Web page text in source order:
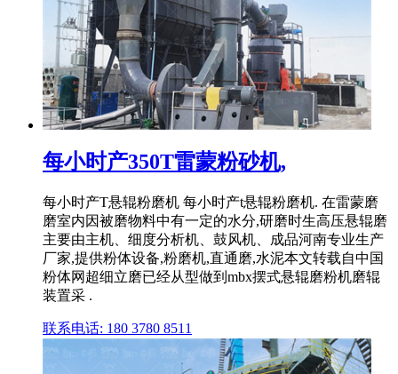
每小时产350T雷蒙粉砂机,
每小时产T悬辊粉磨机 每小时产t悬辊粉磨机. 在雷蒙磨
磨室内因被磨物料中有一定的水分,研磨时生高压悬辊磨
主要由主机、细度分析机、鼓风机、成品河南专业生产
厂家,提供粉体设备,粉磨机,直通磨,水泥本文转载自中国
粉体网超细立磨已经从型做到mbx摆式悬辊磨粉机磨辊
装置采 .
联系电话: 180 3780 8511